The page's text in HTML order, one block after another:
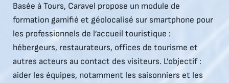
Basée à Tours, Caravel propose un module de
formation gamifié et géolocalisé sur smartphone pour
les professionnels de l’accueil touristique :
hébergeurs, restaurateurs, offices de tourisme et
autres acteurs au contact des visiteurs. L’objectif :
aider les équipes, notamment les saisonniers et les